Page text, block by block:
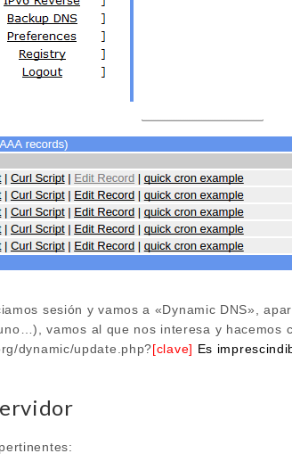
sesión y vamos a «Dynamic DNS»,
vamos al que nos interesa y hacemos
dynamic/update.php?[clave] Es